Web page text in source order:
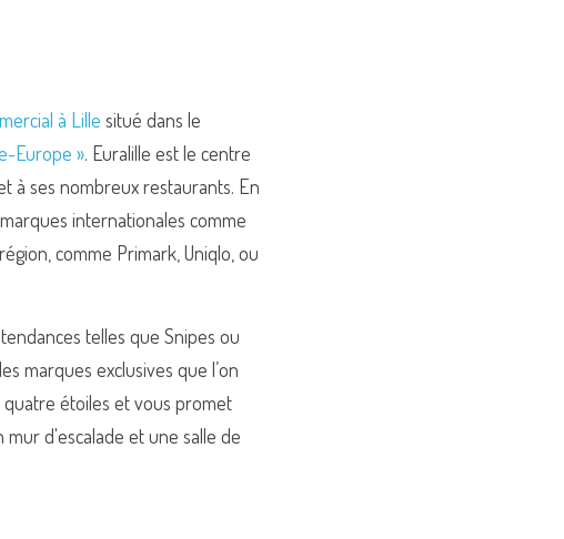
à Lille situé dans le
Europe ». Euralille est le centre
à ses nombreux restaurants. En
internationales comme
comme Primark, Uniqlo, ou
telles que Snipes ou
marques exclusives que l’on
étoiles et vous promet
mur d'escalade et une salle de